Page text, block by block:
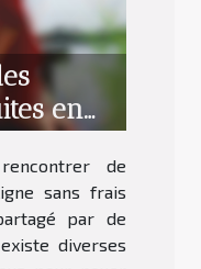
en
?
de
sans frais
par de
diverses